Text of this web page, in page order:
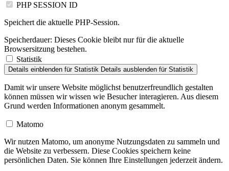
PHP SESSION ID
Speichert die aktuelle PHP-Session.
Speicherdauer: Dieses Cookie bleibt nur für die aktuelle
Browsersitzung bestehen.
Statistik
Details einblenden für Statistik Details ausblenden für Statistik
Damit wir unsere Website möglichst benutzerfreundlich gestalten
können müssen wir wissen wie Besucher interagieren. Aus diesem
Grund werden Informationen anonym gesammelt.
Matomo
Wir nutzen Matomo, um anonyme Nutzungsdaten zu sammeln und
die Website zu verbessern. Diese Cookies speichern keine
persönlichen Daten. Sie können Ihre Einstellungen jederzeit ändern.